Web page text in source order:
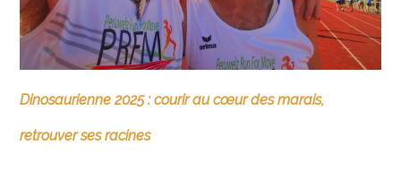
Dinosaurienne 2025 : courir au cœur des marais,
retrouver ses racines